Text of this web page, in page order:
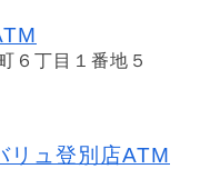
６丁目１番地５
リュ登別店ATM